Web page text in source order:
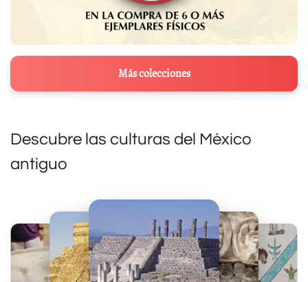
Más colecciones
Descubre las culturas del México
antiguo